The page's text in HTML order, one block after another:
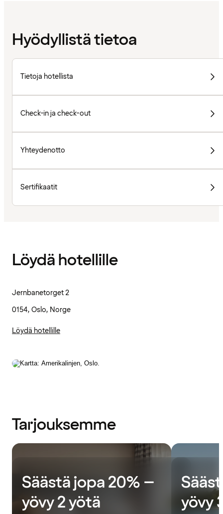
Hyödyllistä tietoa
Tietoja hotellista
Check-in ja check-out
Yhteydenotto
Sertifikaatit
Löydä hotellille
Jernbanetorget 2
0154, Oslo, Norge
Löydä hotellille
Tarjouksemme
Säästä jopa 20% –
yövy 2 yötä
yövy